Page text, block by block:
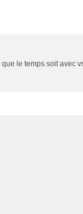
le temps soit avec